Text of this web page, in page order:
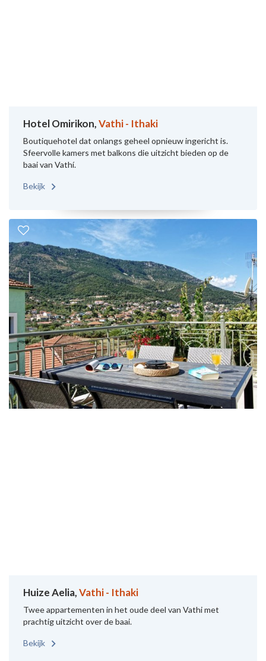
Hotel Omirikon,Vathi - Ithaki
Boutiquehotel dat onlangs geheel opnieuw ingericht is.
Sfeervolle kamers met balkons die uitzicht bieden op de
baai van Vathí.
Bekijk
Huize Aelia,Vathi - Ithaki
Twee appartementen in het oude deel van Vathi met
prachtig uitzicht over de baai.
Bekijk